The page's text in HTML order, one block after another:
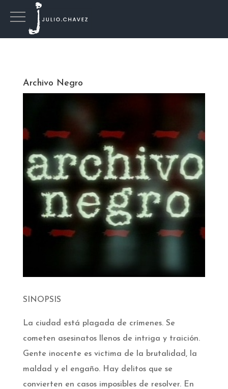
Archivo Negro
SINOPSIS
La ciudad está plagada de crímenes. Se
cometen asesinatos llenos de intriga y traición.
Gente inocente es victima de la brutalidad, la
maldad y el engaño. Hay delitos que se
convierten en casos imposibles de resolver. En